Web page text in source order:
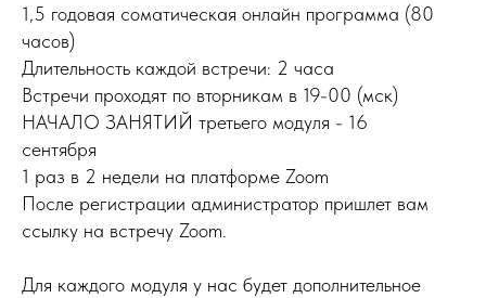
1,5 годовая соматическая онлайн программа (80
часов)
Длительность каждой встречи: 2 часа
Встречи проходят по вторникам в 19-00 (мск)
НАЧАЛО ЗАНЯТИЙ третьего модуля - 16
сентября
1 раз в 2 недели на платформе Zoom
После регистрации администратор пришлет вам
ссылку на встречу Zoom.
Для каждого модуля у нас будет дополнительное